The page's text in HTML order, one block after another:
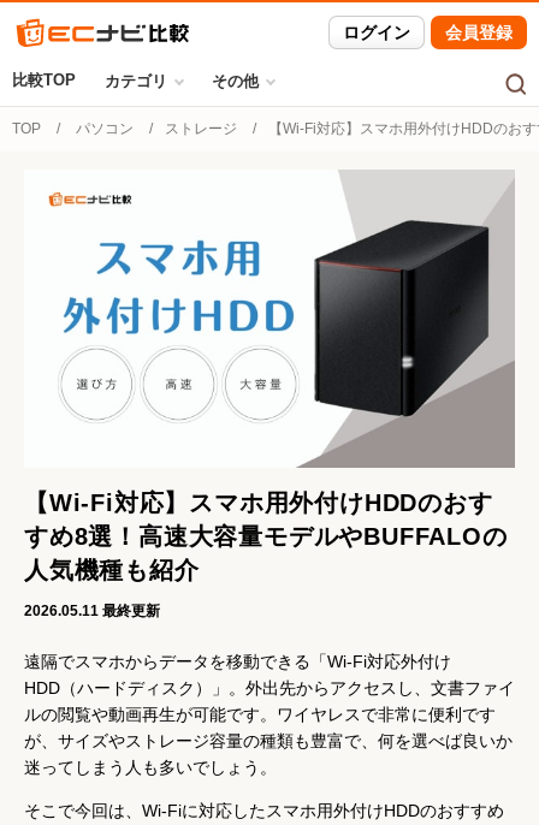
ログイン 会員登録
比較TOP カテゴリ その他
TOP パソコン ストレージ 【Wi-Fi対応】スマホ用外付けHDDのお
【Wi-Fi対応】スマホ用外付けHDDのおす
すめ8選！高速大容量モデルやBUFFALOの
人気機種も紹介
2026.05.11 最終更新
遠隔でスマホからデータを移動できる「Wi-Fi対応外付け
HDD（ハードディスク）」。外出先からアクセスし、文書ファイ
ルの閲覧や動画再生が可能です。ワイヤレスで非常に便利です
が、サイズやストレージ容量の種類も豊富で、何を選べば良いか
迷ってしまう人も多いでしょう。
そこで今回は、Wi-Fiに対応したスマホ用外付けHDDのおすすめ